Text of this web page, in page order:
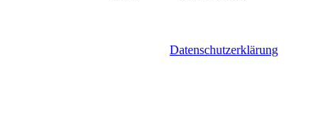
Datenschutzerklärung